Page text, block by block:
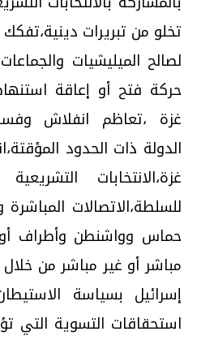
تخلو من تبريرات
لصالح الميليشيات
حركة فتح أو إعاقة
غزة ،تعاظم انفلاش
الدولة ذات الحدود
غزة،الانتخابات
للسلطة،الاتصالات
حماس وواشنطن وأطراف
مباشر أو غير مباشر من
إسرائيل بسياسة
استحقاقات التسوية